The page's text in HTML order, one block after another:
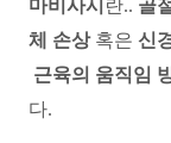
마비사시 란.. 골
체 손상혹은 신
근육의 움직임
다.